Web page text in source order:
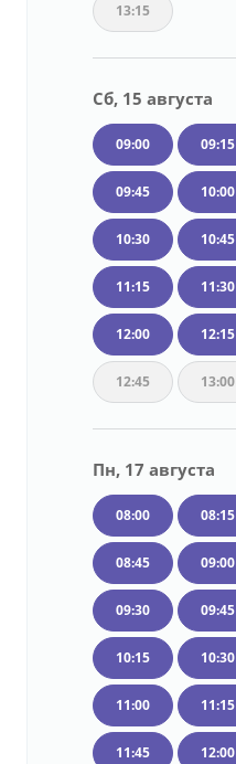
13:15
Сб, 15 августа
09:00 09:15
09:45 10:00
10:30 10:45
11:15 11:30
12:00 12:15
12:45 13:00
Пн, 17 августа
08:00 08:15
08:45 09:00
09:30 09:45
10:15 10:30
11:00 11:15
11:45 12:00